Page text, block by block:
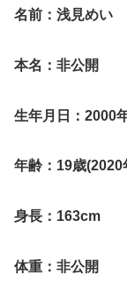
名前：浅見めい
本名：非公開
生年月日：2000
年齢：19歳(2020
身長：163cm
体重：非公開